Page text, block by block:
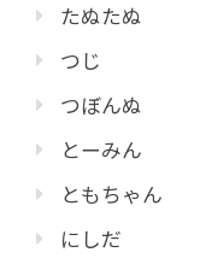
たぬたぬ
つじ
つぼんぬ
とーみん
ともちゃん
にしだ